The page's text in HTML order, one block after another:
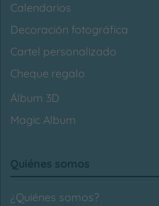
Calendarios
Decoración fotográfica
Cartel personalizado
Cheque regalo
Álbum 3D
Magic Album
Quiénes somos
¿Quiénes somos?